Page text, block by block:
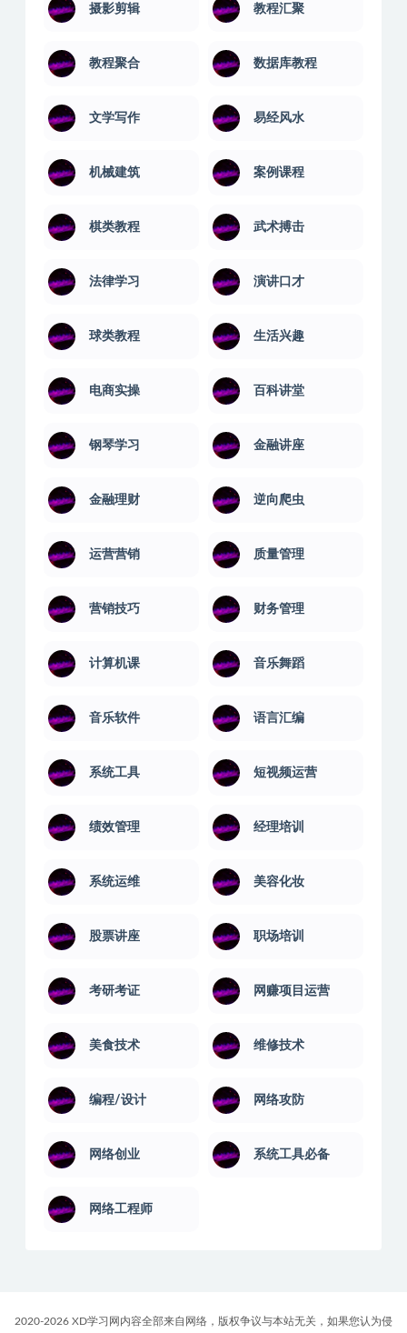
摄影剪辑 教程汇聚
教程聚合 数据库教程
文学写作 易经风水
机械建筑 案例课程
棋类教程 武术搏击
法律学习 演讲口才
球类教程 生活兴趣
电商实操 百科讲堂
钢琴学习 金融讲座
金融理财 逆向爬虫
运营营销 质量管理
营销技巧 财务管理
计算机课 音乐舞蹈
音乐软件 语言汇编
系统工具 短视频运营
绩效管理 经理培训
系统运维 美容化妆
股票讲座 职场培训
考研考证 网赚项目运营
美食技术 维修技术
编程/设计 网络攻防
网络创业 系统工具必备
网络工程师
2020-2026 XD学习网内容全部来自网络，版权争议与本站无关，如果您认为侵